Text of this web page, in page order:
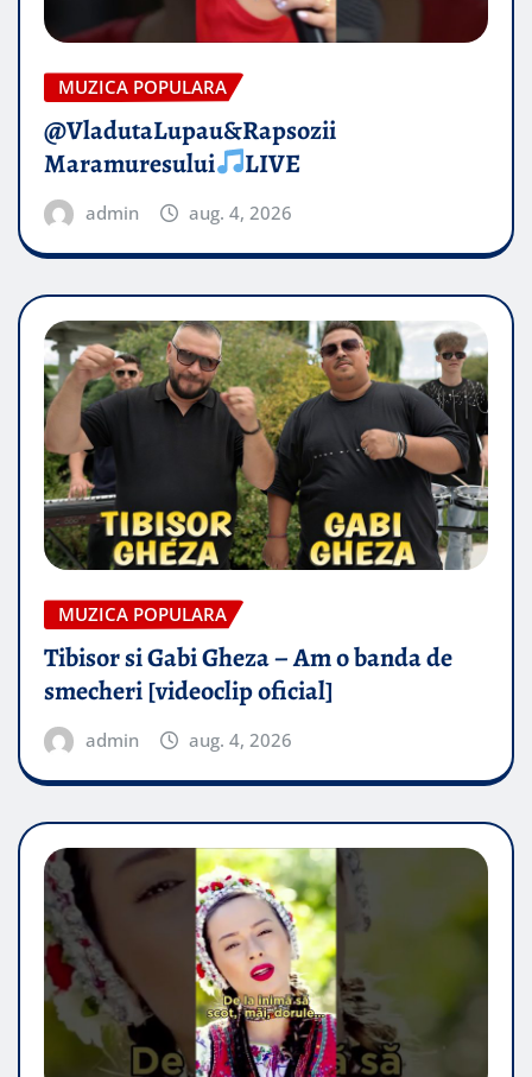
MUZICA POPULARA
@VladutaLupau&Rapsozii
Maramuresului
LIVE
admin aug. 4, 2026
MUZICA POPULARA
Tibisor si Gabi Gheza – Am o banda de
smecheri [videoclip oficial]
admin aug. 4, 2026